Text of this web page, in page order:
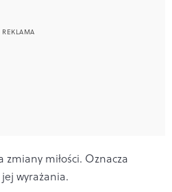
miłości. Oznacza
wyrażania.